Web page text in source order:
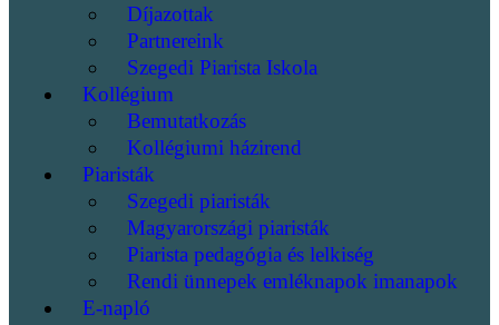
Díjazottak
Partnereink
Szegedi Piarista Iskola
Kollégium
Bemutatkozás
Kollégiumi házirend
Piaristák
Szegedi piaristák
Magyarországi piaristák
Piarista pedagógia és lelkiség
Rendi ünnepek emléknapok imanapok
E-napló